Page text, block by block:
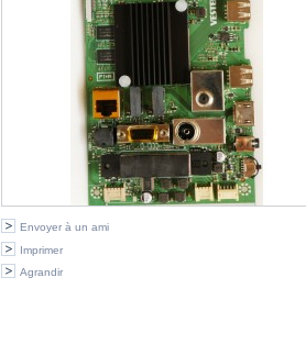
Envoyer à un ami
Imprimer
Agrandir